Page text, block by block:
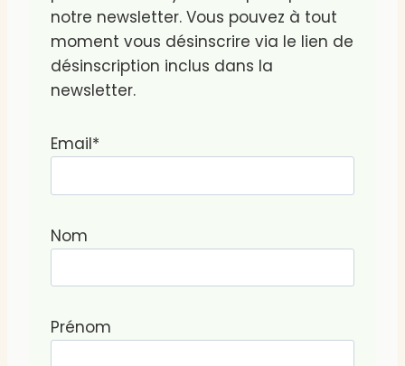
notre newsletter. Vous pouvez à tout
moment vous désinscrire via le lien de
désinscription inclus dans la
newsletter.
Email*
Nom
Prénom